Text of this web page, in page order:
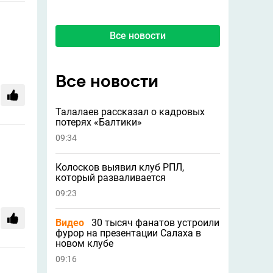
Все новости
Все новости
Талалаев рассказал о кадровых
потерях «Балтики»
09:34
Колосков выявил клуб РПЛ,
который разваливается
09:23
Видео
30 тысяч фанатов устроили
фурор на презентации Салаха в
новом клубе
09:16